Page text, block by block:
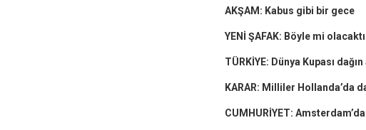
AKŞAM: Kabus gibi bir gece
YENİ ŞAFAK: Böyle mi
TÜRKİYE: Dünya Kupası
KARAR: Milliler Hollanda’da
CUMHURİYET: